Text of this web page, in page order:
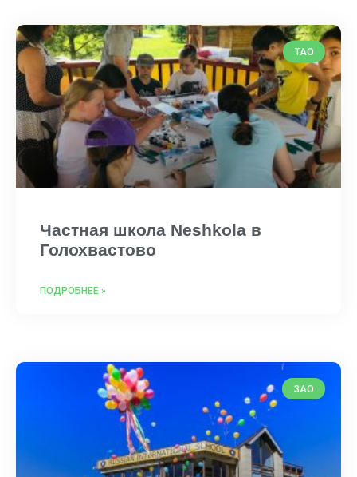
ТАО
Частная школа Neshkola в
Голохвастово
ПОДРОБНЕЕ »
ЗАО